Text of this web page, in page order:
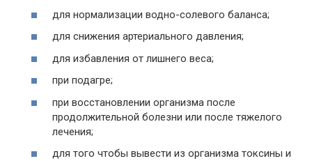
для нормализации водно-солевого баланса;
для снижения артериального давления;
для избавления от лишнего веса;
при подагре;
при восстановлении организма после
продолжительной болезни или после тяжелого
лечения;
для того чтобы вывести из организма токсины и